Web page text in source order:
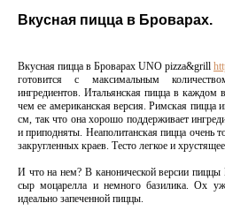
Вкусная пицца в Броварах.
Вкусная пицца в Броварах UNO pizza&grill
готовится ​​с максимальным
ингредиентов. Итальянская пицца в каждом
чем ее американская версия. Римская пицца
см, так что она хорошо поддерживает
и приподняты. Неаполитанская пицца очень
закругленных краев. Тесто легкое и
И что на нем? В канонической версии
сыр моцарелла и немного базилика. Ох
идеально запеченной пиццы.